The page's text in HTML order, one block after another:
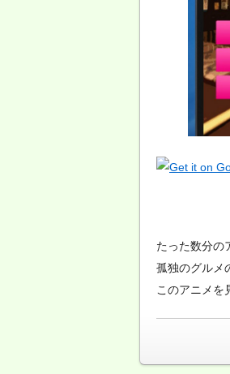
たった数分の
孤独のグルメ
このアニメを